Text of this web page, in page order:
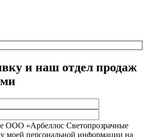
и наш отдел продаж
ООО «Арбеллос Светопрозрачные
моей персональной информации на